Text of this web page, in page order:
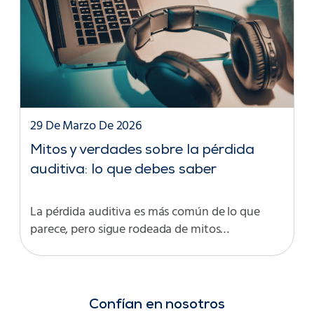
Mitos y verdades sobre la pérdida
auditiva: lo que debes saber
29 De Marzo De 2026
La pérdida auditiva es más común de lo que
parece, pero sigue rodeada de mitos…
Confían en nosotros